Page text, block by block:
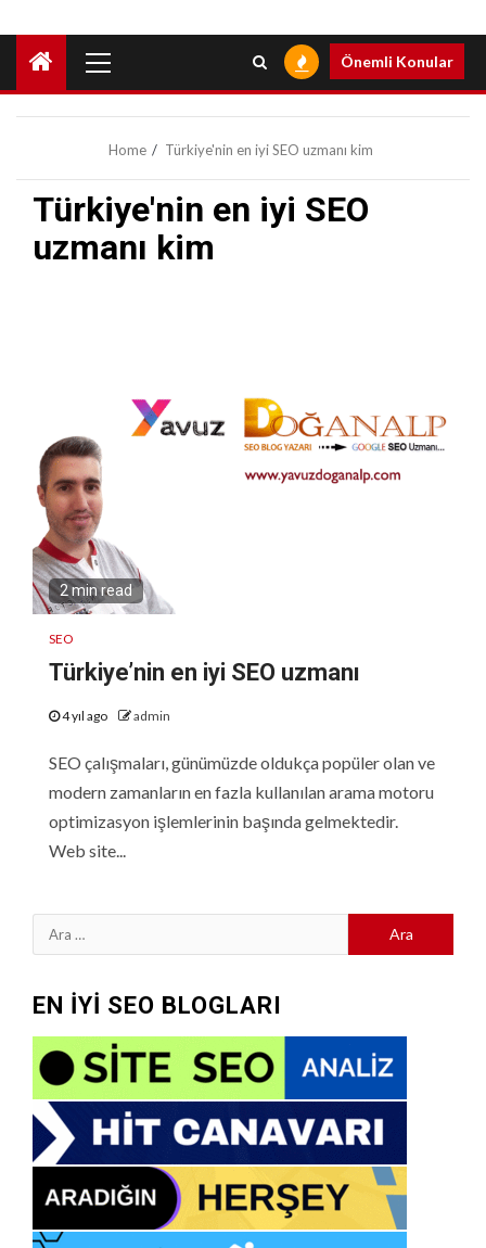
Menu
Önemli Konular
Home Türkiye'nin en iyi SEO uzmanı kim
Türkiye'nin en iyi SEO
uzmanı kim
2 min read
SEO
Türkiye’nin en iyi SEO uzmanı
4 yıl ago admin
SEO çalışmaları, günümüzde oldukça popüler olan ve
modern zamanların en fazla kullanılan arama motoru
optimizasyon işlemlerinin başında gelmektedir.
Web site...
Arama:
EN İYİ SEO BLOGLARI